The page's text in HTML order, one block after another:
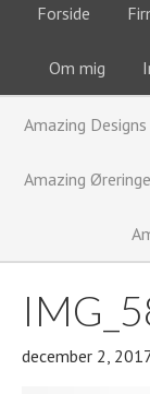
Forside
Om mig
Amazing Designs
Amazing Øreringe
december 2,